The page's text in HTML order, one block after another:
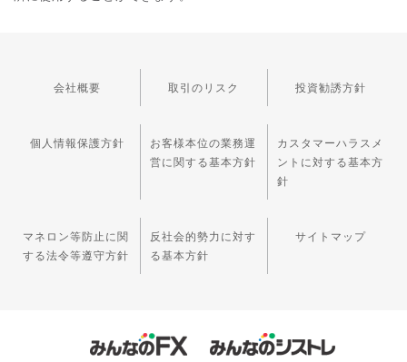
会社概要 取引のリスク 投資勧誘方針
個人情報保護方針
お客様本位の業務運
営に関する基本方針
カスタマーハラスメ
ントに対する基本方
針
マネロン等防止に関
する法令等遵守方針
反社会的勢力に対す
る基本方針
サイトマップ